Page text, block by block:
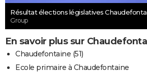
Résultat élections législatives
Group
En savoir plus sur
Chaudefontaine (51)
Ecole primaire à Chaudefontaine